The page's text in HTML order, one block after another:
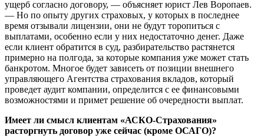
ущерб согласно договору, — объясняет юрист Лев Воропаев.
— Но по опыту других страховых, у которых в последнее
время отзывали лицензии, они не будут торопиться с
выплатами, особенно если у них недостаточно денег. Даже
если клиент обратится в суд, разбирательство растянется
примерно на полгода, за которые компания уже может стать
банкротом. Многое будет зависеть от позиции внешнего
управляющего Агентства страхования вкладов, который
проведет аудит компании, определится с ее финансовыми
возможностями и примет решение об очередности выплат.
Имеет ли смысл клиентам «АСКО-Страхования»
расторгнуть договор уже сейчас (кроме ОСАГО)?